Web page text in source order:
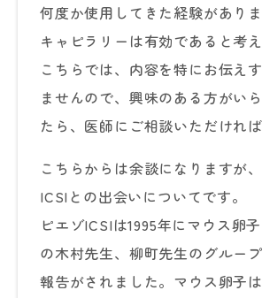
何度か使用してきた経験があり
キャピラリーは有効であると考え
こちらでは、内容を特にお伝え
ませんので、興味のある方がい
たら、医師にご相談いただけれ
こちらからは余談になりますが
ICSIとの出会いについてです。
ピエゾICSIは1995年にマウス卵
の木村先生、柳町先生のグルー
報告がされました。マウス卵子